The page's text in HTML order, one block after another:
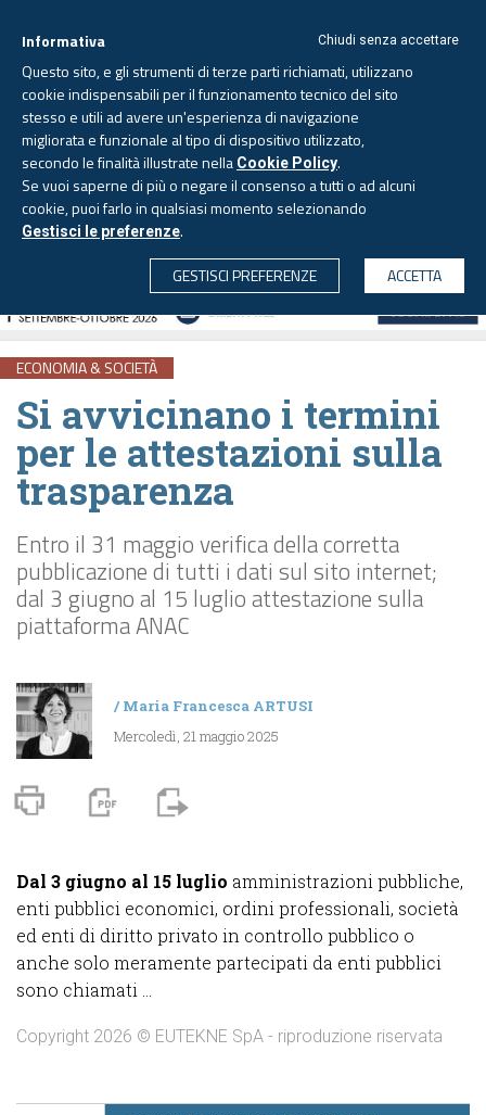
CERCA
Sabato, 8 agosto 2026 - Aggiornato alle 6.00
ECONOMIA & SOCIETÀ
Si avvicinano i termini
per le attestazioni sulla
trasparenza
Entro il 31 maggio verifica della corretta
pubblicazione di tutti i dati sul sito internet;
dal 3 giugno al 15 luglio attestazione sulla
piattaforma ANAC
/Maria Francesca ARTUSI
Mercoledì, 21 maggio 2025
Dal 3 giugno al 15 luglio amministrazioni pubbliche,
enti pubblici economici, ordini professionali, società
ed enti di diritto privato in controllo pubblico o
anche solo meramente partecipati da enti pubblici
sono chiamati ...
Copyright 2026 © EUTEKNE SpA - riproduzione riservata
Chiudi senza accettare
Informativa
Questo sito, e gli strumenti di terze parti richiamati, utilizzano
cookie indispensabili per il funzionamento tecnico del sito
stesso e utili ad avere un'esperienza di navigazione
migliorata e funzionale al tipo di dispositivo utilizzato,
secondo le finalità illustrate nella Cookie Policy.
Se vuoi saperne di più o negare il consenso a tutti o ad alcuni
cookie, puoi farlo in qualsiasi momento selezionando
Gestisci le preferenze.
GESTISCI PREFERENZE
ACCETTA